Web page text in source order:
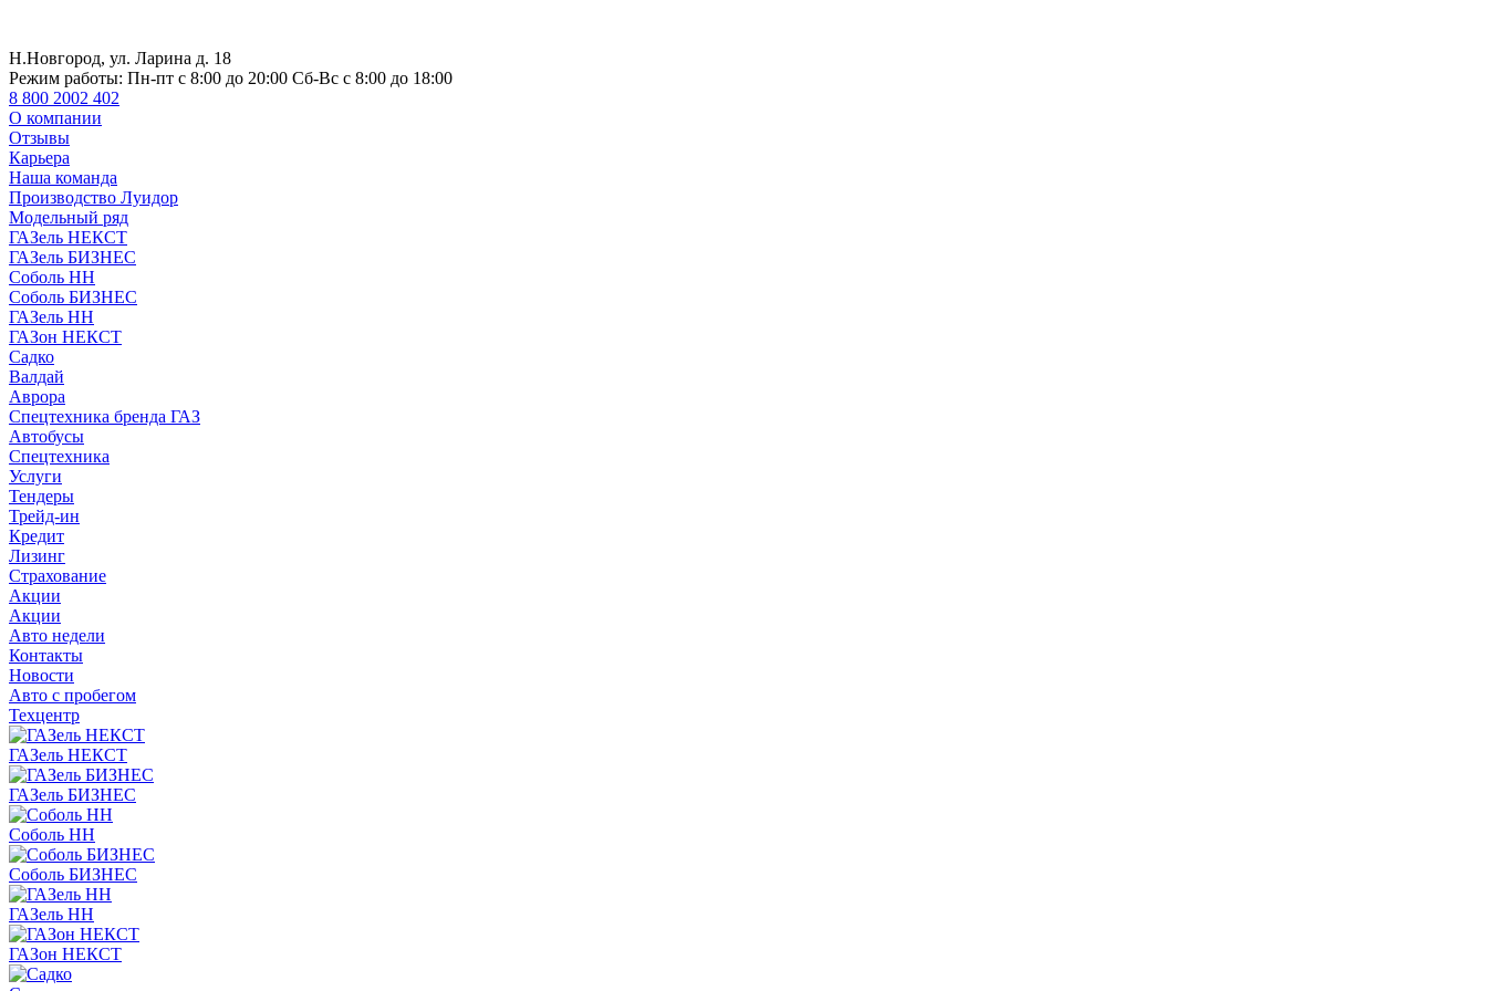
Н.Новгород, ул. Ларина д. 18
Режим работы: Пн-пт с 8:00 до 20:00 Сб-Вс с 8:00 до 18:00
8 800 2002 402
О компании
Отзывы
Карьера
Наша команда
Производство Луидор
Модельный ряд
ГАЗель НЕКСТ
ГАЗель БИЗНЕС
Соболь НН
Соболь БИЗНЕС
ГАЗель НН
ГАЗон НЕКСТ
Садко
Валдай
Аврора
Спецтехника бренда ГАЗ
Автобусы
Спецтехника
Услуги
Тендеры
Трейд-ин
Кредит
Лизинг
Страхование
Акции
Акции
Авто недели
Контакты
Новости
Авто с пробегом
Техцентр
ГАЗель НЕКСТ
ГАЗель БИЗНЕС
Соболь НН
Соболь БИЗНЕС
ГАЗель НН
ГАЗон НЕКСТ